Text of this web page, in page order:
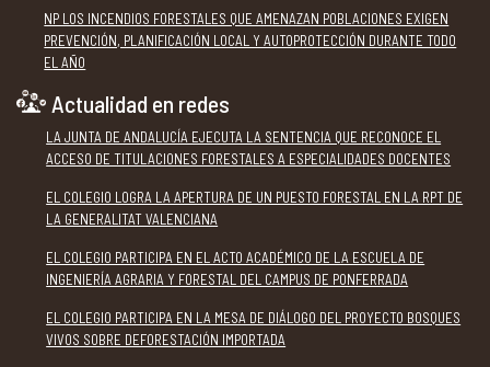
NP LOS INCENDIOS FORESTALES QUE AMENAZAN POBLACIONES EXIGEN
PREVENCIÓN, PLANIFICACIÓN LOCAL Y AUTOPROTECCIÓN DURANTE TODO
EL AÑO
Actualidad en redes
LA JUNTA DE ANDALUCÍA EJECUTA LA SENTENCIA QUE RECONOCE EL
ACCESO DE TITULACIONES FORESTALES A ESPECIALIDADES DOCENTES
EL COLEGIO LOGRA LA APERTURA DE UN PUESTO FORESTAL EN LA RPT DE
LA GENERALITAT VALENCIANA
EL COLEGIO PARTICIPA EN EL ACTO ACADÉMICO DE LA ESCUELA DE
INGENIERÍA AGRARIA Y FORESTAL DEL CAMPUS DE PONFERRADA
EL COLEGIO PARTICIPA EN LA MESA DE DIÁLOGO DEL PROYECTO BOSQUES
VIVOS SOBRE DEFORESTACIÓN IMPORTADA